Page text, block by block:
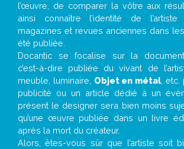
l’œuvre, de comparer la vôtre aux
ainsi connaître l’identité de
magazines et revues anciennes dans
été publiée.
Docantic se focalise sur la
c’est-à-dire publiée du vivant de
meuble, luminaire, Objet en métal ,
publicité ou un article dédié à un
présent le designer sera bien moins
qu’une œuvre publiée dans un livre
après la mort du créateur.
Alors, êtes-vous sûr que l’artiste soit